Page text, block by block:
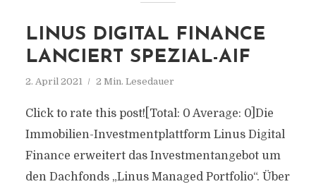
LINUS DIGITAL FINANCE
LANCIERT SPEZIAL-AIF
2. April 2021 2 Min. Lesedauer
Click to rate this post![Total: 0 Average: 0]Die
Immobilien-Investmentplattform Linus Digital
Finance erweitert das Investmentangebot um
den Dachfonds „Linus Managed Portfolio“. Über